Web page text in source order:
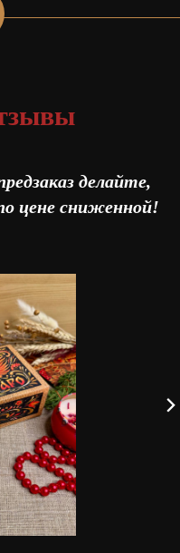
делайте,
цене сниженной!